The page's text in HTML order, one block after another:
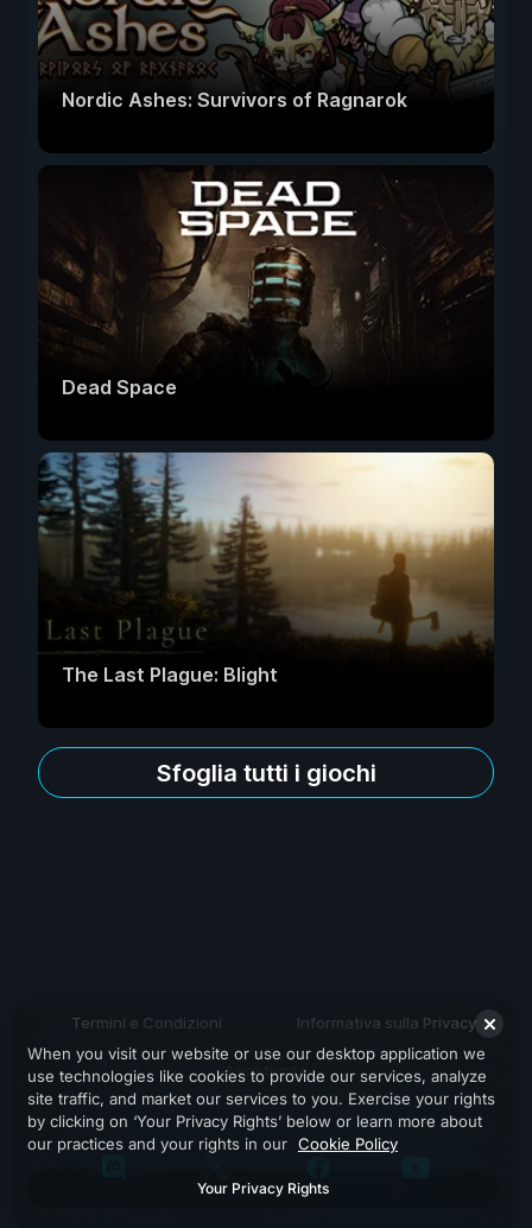
Nordic Ashes: Survivors of Ragnarok
Dead Space
The Last Plague: Blight
Sfoglia tutti i giochi
Termini e Condizioni Informativa sulla Privacy
Assistenza
When you visit our website or use our desktop application we
use technologies like cookies to provide our services, analyze
site traffic, and market our services to you. Exercise your rights
by clicking on ‘Your Privacy Rights’ below or learn more about
our practices and your rights in our Cookie Policy
Your Privacy Rights